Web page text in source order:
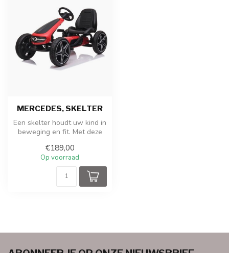
MERCEDES, SKELTER
Een skelter houdt uw kind in
beweging en fit. Met deze
€189,00
Op voorraad